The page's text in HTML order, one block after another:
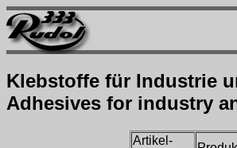
Klebstoffe für Industrie
Adhesives for industry
Artikel-